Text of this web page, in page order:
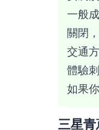
一般
關閉
交通
體驗
如果
三星